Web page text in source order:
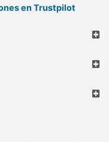
en Trustpilot